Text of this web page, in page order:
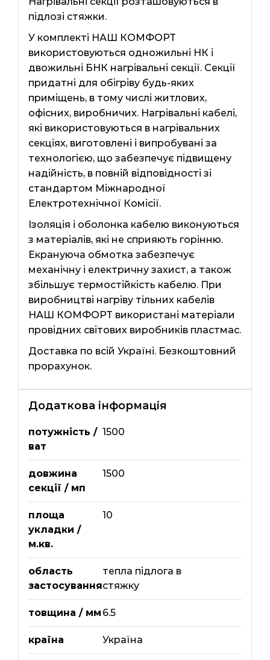
підлозі стяжки.
У комплекті НАШ КОМФОРТ
використовуються одножильні НК і
двожильні БНК нагрівальні секції. Секції
придатні для обігріву будь-яких
приміщень, в тому числі житлових,
офісних, виробничих. Нагрівальні кабелі,
які використовуються в нагрівальних
секціях, виготовлені і випробувані за
технологією, що забезпечує підвищену
надійність, в повній відповідності зі
стандартом Міжнародної
Електротехнічної Комісії.
Ізоляція і оболонка кабелю виконуються
з матеріалів, які не сприяють горінню.
Екрануюча обмотка забезпечує
механічну і електричну захист, а також
збільшує термостійкість кабелю. При
виробництві нагріву тільних кабелів
НАШ КОМФОРТ використані матеріали
провідних світових виробників пластмас.
Доставка по всій Україні. Безкоштовний
прорахунок.
Додаткова інформація
потужність /
ват
1500
довжина
секції / мп
1500
площа
укладки /
м.кв.
10
область
застосування
тепла підлога в
стяжку
товщина / мм 6.5
країна Україна